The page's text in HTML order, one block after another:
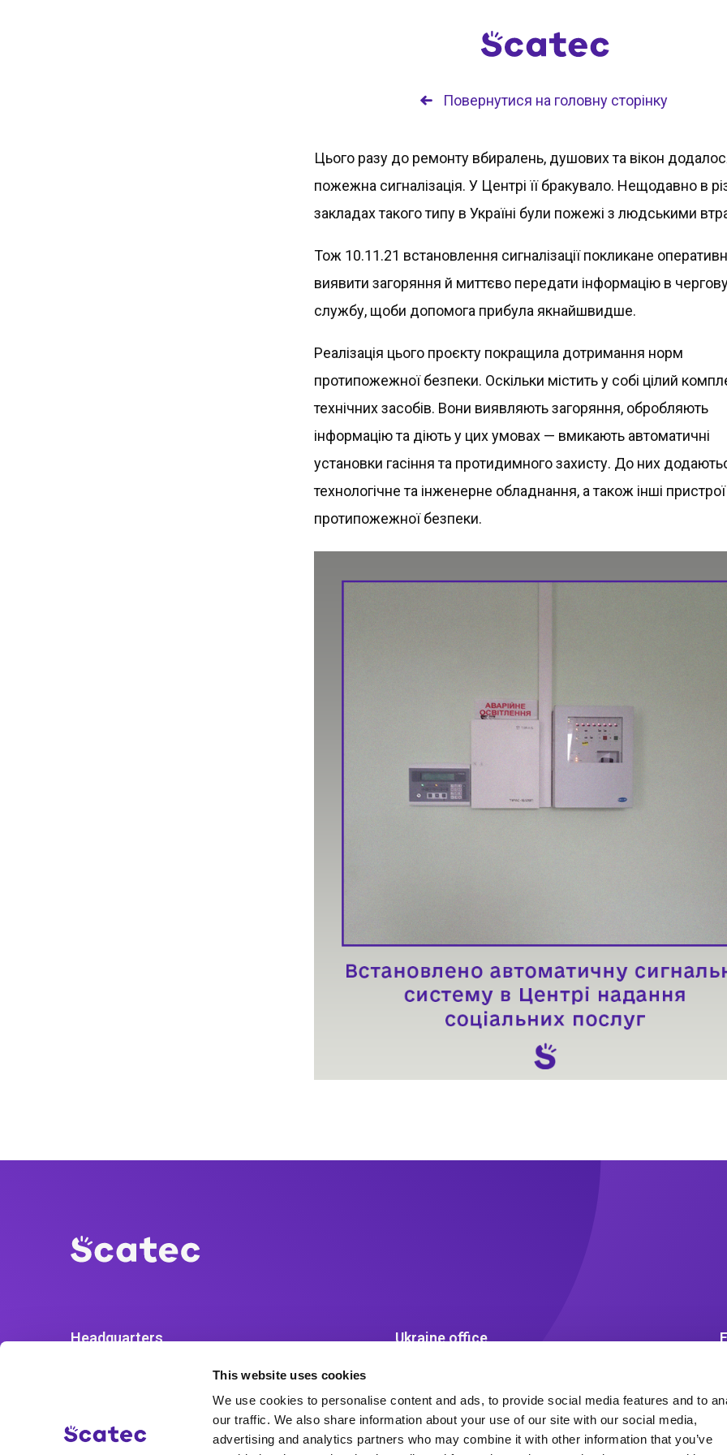
This website uses cookies
We use cookies to personalise content and ads, to provide social media features and to
our traffic. We also share information about your use of our site with our social media,
advertising and analytics partners who may combine it with other information that you’ve
Повернутися на головну сторінку
Цього разу до ремонту вбиралень, душових та вікон
пожежна сигналізація. У Центрі її бракувало. Нещодавно в
закладах такого типу в Україні були пожежі з людськими
Тож 10.11.21 встановлення сигналізації покликане
виявити загоряння й миттєво передати інформацію в
службу, щоби допомога прибула якнайшвидше.
Реалізація цього проєкту покращила дотримання норм
протипожежної безпеки. Оскільки містить у собі цілий
технічних засобів. Вони виявляють загоряння, обробляють
інформацію та діють у цих умовах — вмикають автоматичні
установки гасіння та протидимного захисту. До них
технологічне та інженерне обладнання, а також інші пристрої
протипожежної безпеки.
Headquarters
www.scatec.com
Ukraine office
м. Київ, Україна 01054
post.ukraine@scatec.com